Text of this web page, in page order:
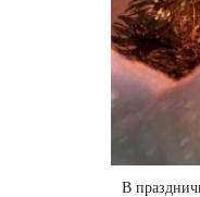
В